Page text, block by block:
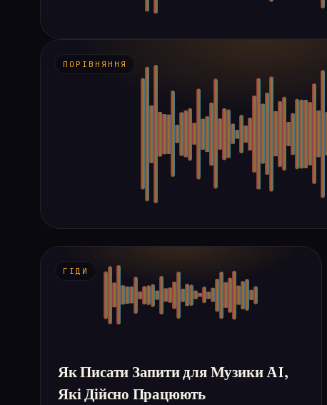
ПОРІВНЯННЯ
ГІДИ
Як Писати Запити для Музики AI,
Які Дійсно Працюють